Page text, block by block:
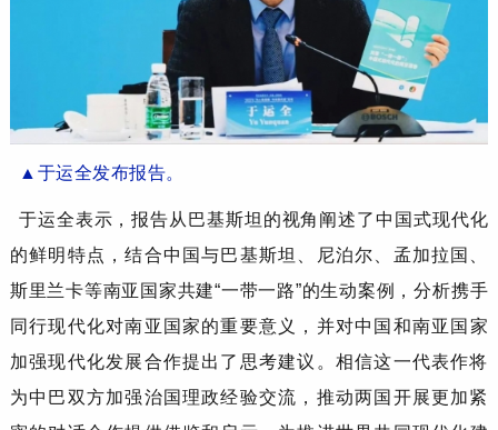
▲ 于运全发布报告。
于运全表示，报告从巴基斯坦的视角阐述了中国式现代化
的鲜明特点，结合中国与巴基斯坦、尼泊尔、孟加拉国、
斯里兰卡等南亚国家共建“一带一路”的生动案例，分析携手
同行现代化对南亚国家的重要意义，并对中国和南亚国家
加强现代化发展合作提出了思考建议。相信这一代表作将
为中巴双方加强治国理政经验交流，推动两国开展更加紧